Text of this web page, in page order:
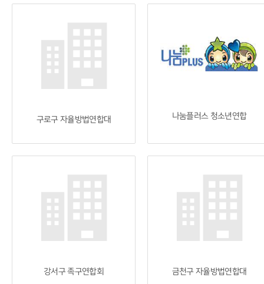
구로구 자율방법연합대 나눔플러스 청소년연합
강서구 족구연합회 금천구 자율방법연합대